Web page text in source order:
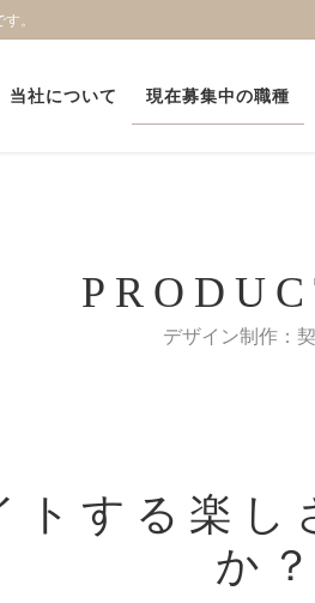
。
当社について 現在募集中の職種
デザイン制作：
トする楽し
か？